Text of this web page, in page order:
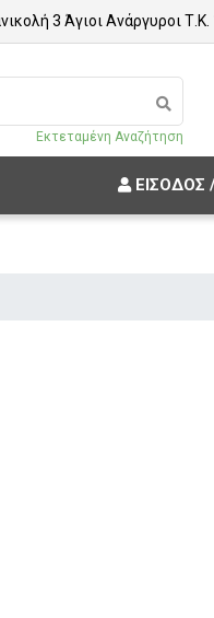
3 Άγιοι Ανάργυροι Τ.Κ.
Εκτεταμένη Αναζήτηση
ΕΊΣΟΔΟΣ